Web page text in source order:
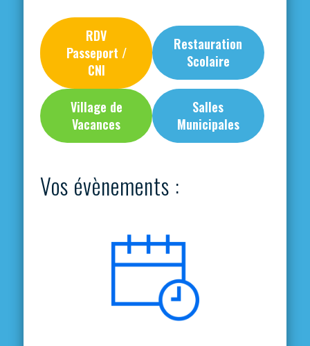
RDV
Passeport /
CNI
Restauration
Scolaire
Village de
Vacances
Salles
Municipales
Vos évènements :